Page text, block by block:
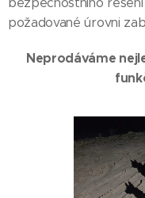
požadované úrovni
Neprodáváme